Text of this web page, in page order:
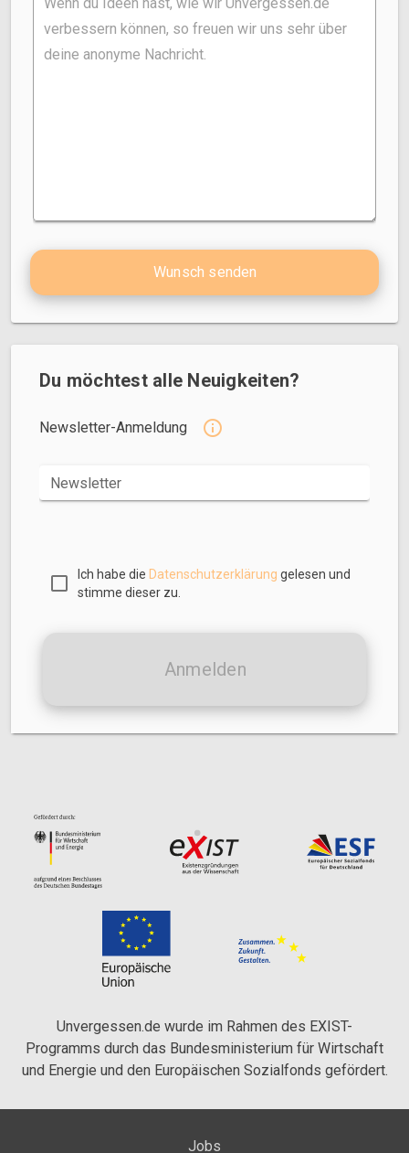
Wunsch senden
Du möchtest alle Neuigkeiten?
Newsletter-Anmeldung
Newsletter
Ich habe die Datenschutzerklärung gelesen und
stimme dieser zu.
Anmelden
Unvergessen.de wurde im Rahmen des EXIST-
Programms durch das Bundesministerium für Wirtschaft
und Energie und den Europäischen Sozialfonds gefördert.
Jobs